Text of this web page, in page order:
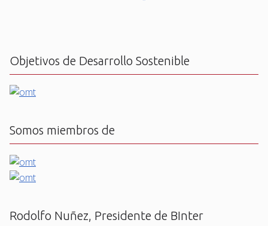
Objetivos de Desarrollo Sostenible
Somos miembros de
Rodolfo Nuñez, Presidente de BInter